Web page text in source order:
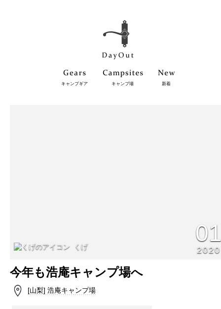
キャンプギア キャンプ場 新着
くげ 2020
今年も浩庵キャンプ場へ
[山梨] 浩庵キャンプ場